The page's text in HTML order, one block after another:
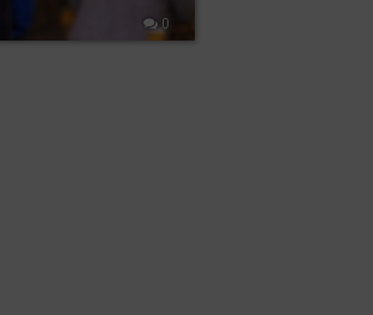
0